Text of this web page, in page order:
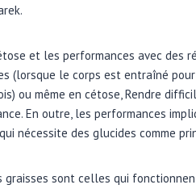
et les performances avec des
(lorsque le corps est entraîné
ou même en cétose, Rendre
En outre, les performances
nécessite des glucides comme
sont celles qui